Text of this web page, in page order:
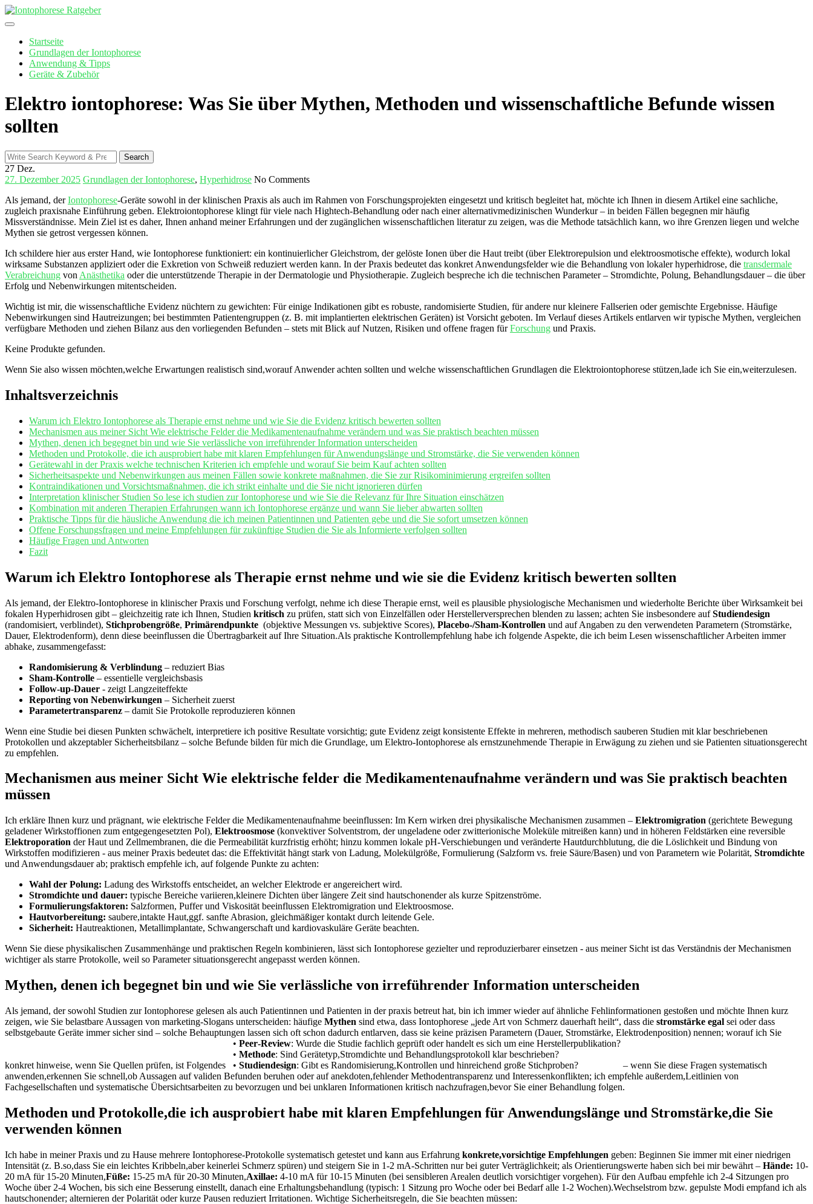
Skip
to
Startseite
Grundlagen der Iontophorese
Anwendung & Tipps
Geräte & Zubehör
Elektro iontophorese: Was Sie über Mythen, Methoden und wissenschaftliche Befunde wissen
sollten
Search
for:
Search
27 Dez.
27. Dezember 2025 Grundlagen der Iontophorese, Hyperhidrose No Comments
Als jemand, derIontophorese-Geräte sowohl in der klinischen Praxis als auch ⁢im Rahmen von ​Forschungsprojekten eingesetzt und kritisch begleitet hat, möchte‍ ich Ihnen in diesem ‍Artikel eine ⁣sachliche,
zugleich praxisnahe Einführung geben. Elektroiontophorese klingt⁢ für viele nach Hightech‑Behandlung oder nach einer alternativmedizinischen Wunderkur – in beiden Fällen ‌begegnen mir häufig⁤
Missverständnisse. Mein Ziel ist​ es daher, Ihnen‌ anhand meiner ‍Erfahrungen und ​der zugänglichen wissenschaftlichen literatur zu zeigen, was die Methode tatsächlich kann, wo ihre Grenzen liegen und ‌welche
Mythen ‍sie getrost vergessen können.
Ich ‌schildere hier aus erster Hand, wie Iontophorese funktioniert: ein kontinuierlicher Gleichstrom, der gelöste Ionen⁤ über die Haut treibt (über Elektrorepulsion und elektroosmotische effekte), wodurch lokal⁣
wirksame Substanzen appliziert​ oder die Exkretion von ⁣Schweiß reduziert werden ​kann. In der Praxis bedeutet das konkret Anwendungsfelder wie die Behandlung von lokaler hyperhidrose, die ​ transdermale
Verabreichung von Anästhetika oder die‌ unterstützende Therapie in der Dermatologie und Physiotherapie. Zugleich⁤ bespreche ich⁣ die technischen Parameter – Stromdichte, Polung, Behandlungsdauer – die über‌
Erfolg und Nebenwirkungen‌ mitentscheiden.
Wichtig⁤ ist mir, ⁣die ‌wissenschaftliche Evidenz‌ nüchtern zu ⁢gewichten: Für einige Indikationen gibt es⁤ robuste, randomisierte Studien, für andere nur kleinere‌ Fallserien oder gemischte Ergebnisse. Häufige
Nebenwirkungen sind Hautreizungen; bei bestimmten Patientengruppen (z. B. ⁣mit implantierten elektrischen Geräten) ist Vorsicht geboten. Im Verlauf dieses Artikels entlarven‍ wir typische Mythen, vergleichen
⁣verfügbare Methoden‌ und ziehen⁤ Bilanz ⁣aus den vorliegenden Befunden – stets mit Blick auf​ Nutzen, Risiken und offene fragen fürForschung und Praxis.
Keine Produkte gefunden.
Wenn Sie also wissen möchten,welche ⁣Erwartungen realistisch sind,worauf Anwender achten sollten und welche wissenschaftlichen Grundlagen die Elektroiontophorese stützen,lade ich Sie ein,weiterzulesen.
Inhaltsverzeichnis
Warum ich Elektro Iontophorese als Therapie​ ernst nehme​ und wie Sie die Evidenz kritisch bewerten sollten
Mechanismen aus ⁣meiner Sicht⁤ Wie ⁢elektrische Felder die ⁢Medikamentenaufnahme verändern und ⁤was ​Sie ⁤praktisch beachten müssen
Mythen, denen ich begegnet bin und wie ‌Sie verlässliche von irreführender Information unterscheiden
Methoden und Protokolle, die ich ausprobiert habe ⁣mit klaren Empfehlungen für Anwendungslänge und Stromstärke, ‌die‌ Sie verwenden können
Gerätewahl in der Praxis ​welche technischen Kriterien ich empfehle‌ und worauf ⁣Sie beim Kauf achten sollten
Sicherheitsaspekte und Nebenwirkungen aus meinen⁤ Fällen sowie konkrete ‌maßnahmen,⁣ die ⁢Sie zur ‍Risikominimierung ergreifen sollten
Kontraindikationen und ​Vorsichtsmaßnahmen, die ich strikt einhalte und ⁢die Sie nicht ignorieren dürfen
Interpretation klinischer Studien So lese ich studien zur Iontophorese und wie Sie die Relevanz für Ihre Situation einschätzen
Kombination mit anderen Therapien Erfahrungen wann ich Iontophorese ergänze und wann Sie lieber abwarten sollten
Praktische Tipps für die⁤ häusliche Anwendung die ich meinen Patientinnen und Patienten gebe und⁤ die Sie sofort ⁤umsetzen können
Offene Forschungsfragen und meine Empfehlungen für zukünftige​ Studien die Sie als Informierte verfolgen sollten
Häufige Fragen und Antworten
Fazit
Warum ich Elektro Iontophorese als Therapie⁢ ernst nehme und wie sie die Evidenz kritisch ‍bewerten sollten
Als ​jemand, der Elektro‑Iontophorese in klinischer Praxis und Forschung verfolgt, nehme ich ⁤diese Therapie ernst, weil es plausible physiologische Mechanismen und wiederholte ⁤Berichte über Wirksamkeit bei
fokalen Hyperhidrosen gibt – gleichzeitig rate ich ​Ihnen, Studien kritisch zu prüfen, statt sich von Einzelfällen oder Herstellerversprechen blenden zu lassen; achten Sie insbesondere aufStudiendesign
(randomisiert, verblindet),‌ Stichprobengröße, Primärendpunkte ​ (objektive Messungen vs. subjektive⁢ Scores), Placebo‑/Sham‑Kontrollen und auf Angaben zu den verwendeten Parametern (Stromstärke,
Dauer, Elektrodenform), denn diese beeinflussen die Übertragbarkeit ‌auf Ihre Situation.Als praktische Kontrollempfehlung habe ich folgende Aspekte, die ich beim Lesen wissenschaftlicher Arbeiten immer
abhake, zusammengefasst:
Randomisierung & Verblindung – reduziert Bias
Sham‑Kontrolle – essentielle vergleichsbasis
Follow‑up‑Dauer -‍ zeigt Langzeiteffekte
Reporting von Nebenwirkungen – Sicherheit zuerst
Parametertransparenz – ⁣damit Sie Protokolle⁤ reproduzieren können
Wenn eine Studie bei diesen Punkten schwächelt, interpretiere ich positive Resultate vorsichtig; gute Evidenz zeigt konsistente Effekte in mehreren, methodisch sauberen Studien mit klar beschriebenen
Protokollen und akzeptabler Sicherheitsbilanz – solche Befunde bilden für ​mich die Grundlage, um Elektro‑Iontophorese ‍als ernstzunehmende Therapie in ‍Erwägung zu‌ ziehen und sie‌ Patienten situationsgerecht
zu empfehlen.
Mechanismen aus meiner ‍Sicht Wie elektrische ⁢felder die ⁤Medikamentenaufnahme ⁣verändern ​und was Sie praktisch beachten
müssen
Ich erkläre Ihnen kurz und prägnant, wie⁣ elektrische Felder die ⁢Medikamentenaufnahme beeinflussen: Im Kern wirken ⁣drei physikalische Mechanismen zusammen – Elektromigration (gerichtete Bewegung
geladener Wirkstoffionen zum entgegengesetzten Pol), Elektroosmose (konvektiver Solventstrom, der ungeladene oder zwitterionische Moleküle mitreißen ⁢kann) ⁣und in höheren Feldstärken eine reversible
Elektroporation der Haut und Zellmembranen, die die Permeabilität kurzfristig erhöht; hinzu kommen lokale pH‑Verschiebungen und veränderte Hautdurchblutung, die die Löslichkeit ⁤und Bindung von
Wirkstoffen modifizieren -⁤ aus meiner Praxis bedeutet das: die Effektivität hängt stark von Ladung, Molekülgröße, Formulierung (Salzform vs. freie Säure/Basen) und von Parametern wie Polarität, Stromdichte
und Anwendungsdauer ab; praktisch empfehle ich, auf folgende​ Punkte zu achten:
Wahl der Polung: Ladung des Wirkstoffs entscheidet, an welcher Elektrode er angereichert wird.
Stromdichte ​und dauer: typische Bereiche variieren,kleinere Dichten über längere Zeit sind hautschonender als kurze Spitzenströme.
Formulierungsfaktoren: Salzformen, ⁤Puffer und Viskosität beeinflussen Elektromigration und⁤ Elektroosmose.
Hautvorbereitung: saubere,intakte Haut,ggf. sanfte ⁣Abrasion, gleichmäßiger kontakt durch leitende Gele.
Sicherheit: Hautreaktionen, Metallimplantate, Schwangerschaft und ​kardiovaskuläre Geräte beachten.
Wenn Sie diese physikalischen Zusammenhänge und praktischen ‌Regeln kombinieren, lässt sich Iontophorese gezielter und reproduzierbarer einsetzen ​- aus meiner Sicht ist⁣ das Verständnis der Mechanismen
wichtiger als starre Protokolle, weil so Parameter situationsgerecht angepasst werden können.
Mythen, denen‌ ich begegnet ‍bin und wie‍ Sie verlässliche von irreführender Information⁣ unterscheiden
Als jemand, der sowohl‌ Studien​ zur Iontophorese gelesen als auch Patientinnen und Patienten in der praxis betreut ⁤hat, bin ich immer wieder auf ähnliche Fehlinformationen gestoßen und⁢ möchte Ihnen kurz
zeigen, wie Sie belastbare Aussagen von marketing‑Slogans unterscheiden: häufige Mythen sind etwa, dass Iontophorese „jede Art von Schmerz dauerhaft heilt“, dass die stromstärke egal sei oder dass
selbstgebaute Geräte immer sicher sind – solche Behauptungen lassen sich oft schon dadurch entlarven, dass sie keine präzisen Parametern (Dauer, Stromstärke, Elektrodenposition) nennen; worauf ich Sie
konkret​ hinweise, wenn Sie Quellen prüfen, ist Folgendes
• Peer‑Review: Wurde​ die Studie fachlich geprüft oder handelt es sich um eine Herstellerpublikation?
• Methode: Sind Gerätetyp,Stromdichte und⁢ Behandlungsprotokoll klar beschrieben?
• Studiendesign: Gibt es Randomisierung,Kontrollen und‍ hinreichend große Stichproben?
– wenn Sie diese Fragen systematisch
⁤anwenden,erkennen Sie schnell,ob Aussagen auf validen Befunden beruhen oder auf anekdoten,fehlender Methodentransparenz und Interessenkonflikten; ich empfehle außerdem,Leitlinien von
Fachgesellschaften und systematische Übersichtsarbeiten zu bevorzugen und bei unklaren Informationen kritisch nachzufragen,bevor Sie einer Behandlung folgen.
Methoden und Protokolle,die ich ausprobiert habe mit klaren Empfehlungen für Anwendungslänge und ⁤Stromstärke,die Sie
verwenden können
Ich ⁣habe in meiner Praxis und zu ‌Hause mehrere Iontophorese-Protokolle systematisch getestet und ‌kann aus Erfahrung konkrete,vorsichtige Empfehlungen geben: Beginnen Sie immer mit einer niedrigen
Intensität (z. B.so,dass​ Sie ein leichtes ​Kribbeln,aber keinerlei Schmerz spüren) und steigern Sie in 1-2 mA-Schritten nur bei‌ guter Verträglichkeit; als ⁢Orientierungswerte haben sich bei mir bewährt – Hände: 10-
20 mA‌ für 15-20 Minuten,Füße: 15-25 mA für 20-30 Minuten,Axillae: 4-10 mA für 10-15 Minuten (bei sensibleren Arealen deutlich vorsichtiger vorgehen). Für den Aufbau empfehle⁢ ich 2-4 Sitzungen pro
Woche über 2-4 Wochen, bis sich eine Besserung einstellt, danach eine Erhaltungsbehandlung (typisch:⁣ 1 Sitzung pro Woche oder bei Bedarf alle 1-2⁤ Wochen).Wechselstrom bzw. gepulste Modi empfand ich als
⁣hautschonender; alternieren der Polarität oder kurze‌ Pausen‌ reduziert Irritationen. Wichtige Sicherheitsregeln, die Sie beachten müssen: